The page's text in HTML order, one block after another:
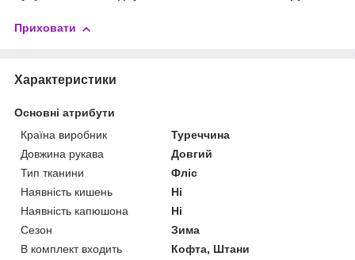
Приховати
Характеристики
Основні атрибути
Країна виробник
Туреччина
Довжина рукава
Довгий
Тип тканини
Фліс
Наявність кишень
Ні
Наявність капюшона
Ні
Сезон
Зима
В комплект входить
Кофта, Штани